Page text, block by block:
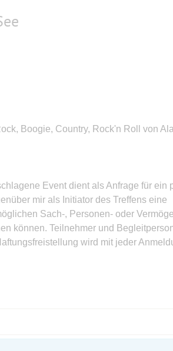
Boogie, Country, Rock'n Roll von
Event dient als Anfrage für ein
mir als Initiator des Treffens eine
Sach-, Personen- oder
können. Teilnehmer und
wird mit jeder